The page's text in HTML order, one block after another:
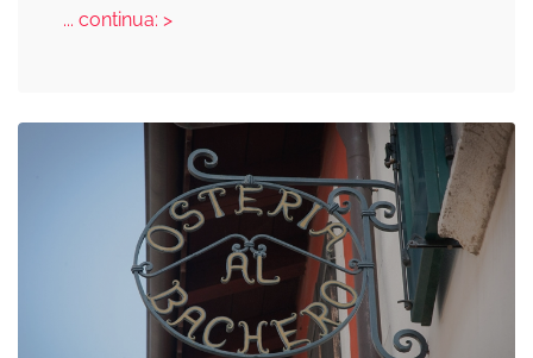
... continua: >